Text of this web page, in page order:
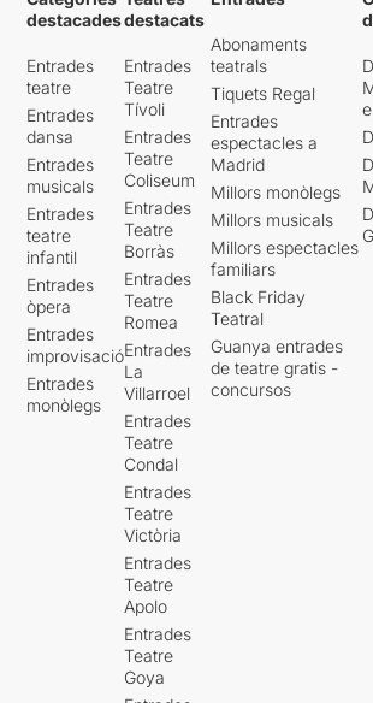
destacades
Entrades
teatre
Entrades
dansa
Entrades
musicals
Entrades
teatre
infantil
Entrades
òpera
Entrades
improvisació
Entrades
monòlegs
destacats
Entrades
Teatre
Tívoli
Entrades
Teatre
Coliseum
Entrades
Teatre
Borràs
Entrades
Teatre
Romea
Entrades
La
Villarroel
Entrades
Teatre
Condal
Entrades
Teatre
Victòria
Entrades
Teatre
Apolo
Entrades
Teatre
Goya
Abonaments
teatrals
Tiquets Regal
Entrades
espectacles a
Madrid
Millors monòlegs
Millors musicals
Millors espectacles
familiars
Black Friday
Teatral
Guanya entrades
de teatre gratis -
concursos